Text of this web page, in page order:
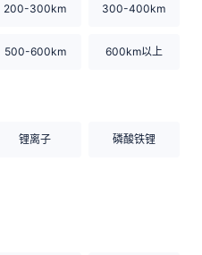
200-300km 300-400km
500-600km 600km以上
锂离子 磷酸铁锂